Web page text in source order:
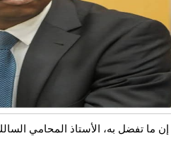
إن ما تفضل به، الأستاذ المحامي